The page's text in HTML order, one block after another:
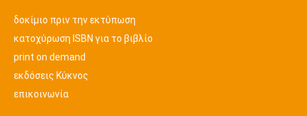
δοκίμιο πριν την εκτύπωση
κατοχύρωση ISBN για το βιβλίο
print on demand
εκδόσεις Κύκνος
επικοινωνία